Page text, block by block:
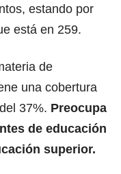
estando por
está en 259.
de
una cobertura
37%. Preocupa
de educación
superior.